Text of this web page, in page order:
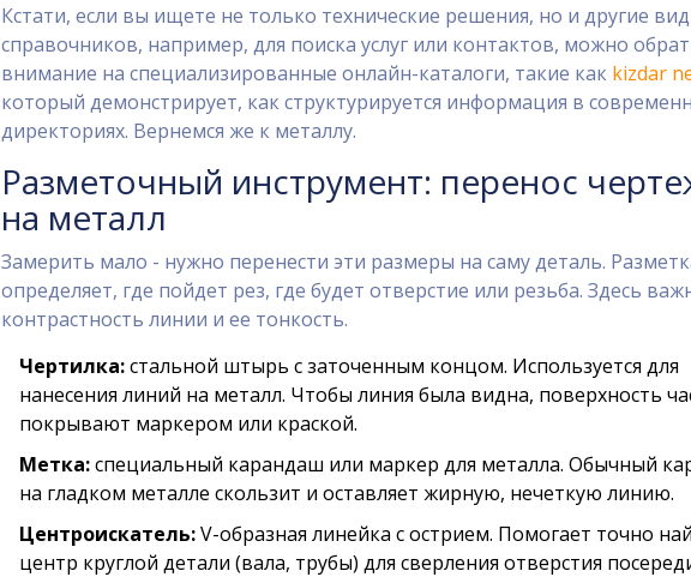
Кстати, если вы ищете не только технические решения, но и другие
справочников, например, для поиска услуг или контактов, можно
внимание на специализированные онлайн-каталоги, такие как kizdar
который демонстрирует, как структурируется информация в
директориях. Вернемся же к металлу.
Разметочный инструмент: перенос
на металл
Замерить мало - нужно перенести эти размеры на саму деталь.
определяет, где пойдет рез, где будет отверстие или резьба. Здесь
контрастность линии и ее тонкость.
Чертилка:стальной штырь с заточенным концом. Используется для
нанесения линий на металл. Чтобы линия была видна, поверхность
покрывают маркером или краской.
Метка:специальный карандаш или маркер для металла. Обычный
на гладком металле скользит и оставляет жирную, нечеткую линию.
Центроискатель:V-образная линейка с острием. Помогает точно
центр круглой детали (вала, трубы) для сверления отверстия